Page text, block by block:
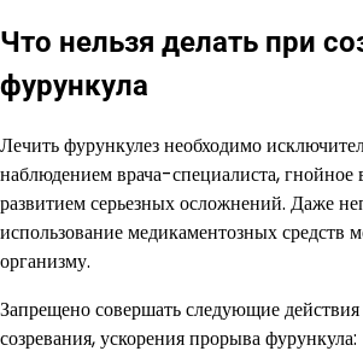
Что нельзя делать при
фурункула
Лечить фурункулез необходимо
наблюдением врача-специалиста, гнойное
развитием серьезных осложнений. Даже
использование медикаментозных средств
организму.
Запрещено совершать следующие
созревания, ускорения прорыва фурункула: